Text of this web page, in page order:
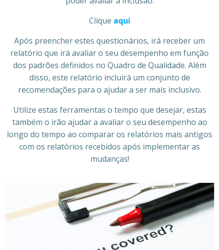
Clique aqui
Após preencher estes questionários, irá receber um
relatório que irá avaliar o seu desempenho em função
dos padrões definidos no Quadro de Qualidade. Além
disso, este relatório incluirá um conjunto de
recomendações para o ajudar a ser mais inclusivo.
Utilize estas ferramentas o tempo que desejar, estas
também o irão ajudar a avaliar o seu desempenho ao
longo do tempo ao comparar os relatórios mais antigos
com os relatórios recebidos após implementar as
mudanças!